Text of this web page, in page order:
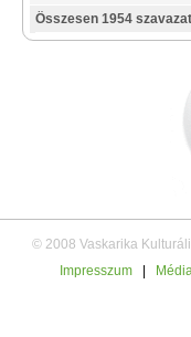
Összesen 1954 szavazat
© 2008 Vaskarika
Impresszum